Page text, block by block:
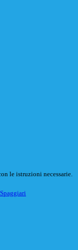
le istruzioni necessarie.